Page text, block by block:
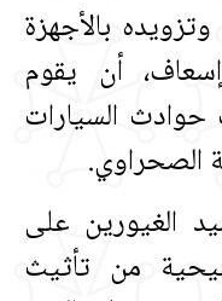
بالأجهزة
أن يقوم
حوادث السيارات
الغيورين على
من تأثيث